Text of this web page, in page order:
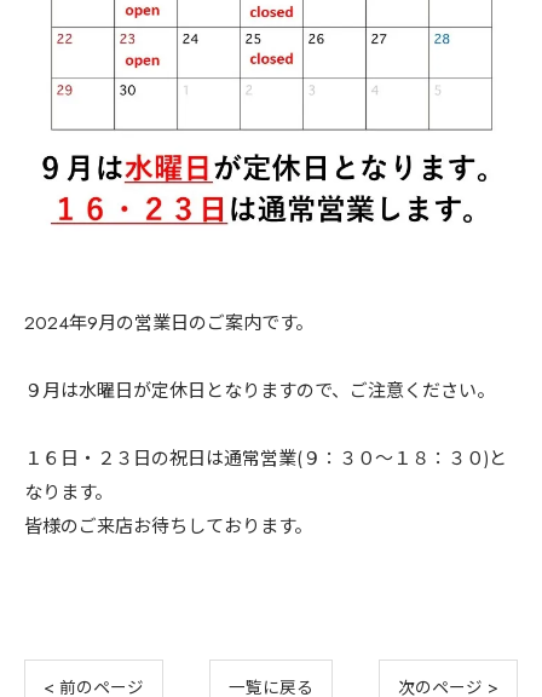
2024年9月の営業日のご案内です。
９月は水曜日が定休日となりますので、ご注意ください。
１６日・２３日の祝日は通常営業(９：３０～１８：３０)と
なります。
皆様のご来店お待ちしております。
< 前のページ 一覧に戻る 次のページ >